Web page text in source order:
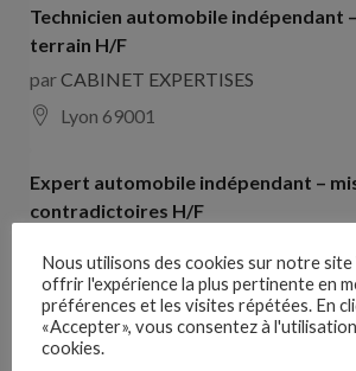
Technicien automobile indépendant
terrain H/F
parCABINET EXPERTISES
Lyon 69001
Expert automobile indépendant –
contradictoires H/F
Lyon 69001
Collaborateur comptable H/F
Nous utilisons des cookies sur notre
offrir l'expérience la plus pertinente en
préférences et les visites répétées. En
«Accepter», vous consentez à
cookies.